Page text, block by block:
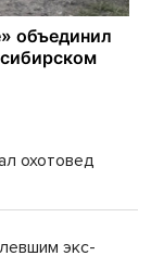
охотовед
экс-